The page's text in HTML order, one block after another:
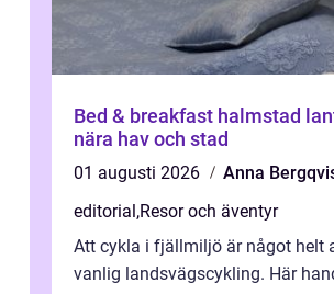
Bed & breakfast halmstad lantligt lugn
nära hav och stad
01 augusti 2026
Anna
editorial ,Resor och äventyr
Att cykla i fjällmiljö är något helt
vanlig landsvägscykling. Här